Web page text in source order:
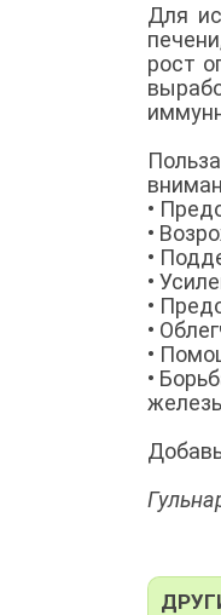
Для
рост
•
•
•
•
•
•
•
•